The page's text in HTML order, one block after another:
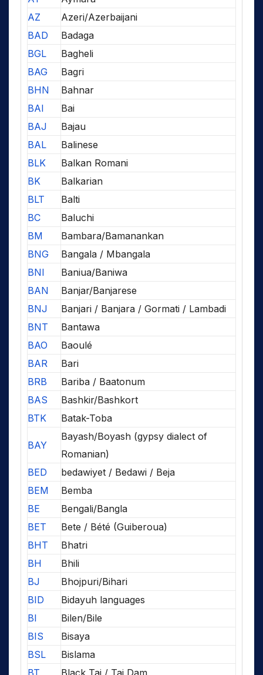
AZ
Azeri/Azerbaijani
BAD
Badaga
BGL
Bagheli
BAG
Bagri
BHN
Bahnar
BAI
Bai
BAJ
Bajau
BAL
Balinese
BLK
Balkan Romani
BK
Balkarian
BLT
Balti
BC
Baluchi
BM
Bambara/Bamanankan
BNG
Bangala / Mbangala
BNI
Baniua/Baniwa
BAN
Banjar/Banjarese
BNJ
Banjari / Banjara / Gormati / Lambadi
BNT
Bantawa
BAO
Baoulé
BAR
Bari
BRB
Bariba / Baatonum
BAS
Bashkir/Bashkort
BTK
Batak-Toba
BAY
Bayash/Boyash (gypsy dialect of
Romanian)
BED
bedawiyet / Bedawi / Beja
BEM
Bemba
BE
Bengali/Bangla
BET
Bete / Bété (Guiberoua)
BHT
Bhatri
BH
Bhili
BJ
Bhojpuri/Bihari
BID
Bidayuh languages
BI
Bilen/Bile
BIS
Bisaya
BSL
Bislama
BT
Black Tai / Tai Dam